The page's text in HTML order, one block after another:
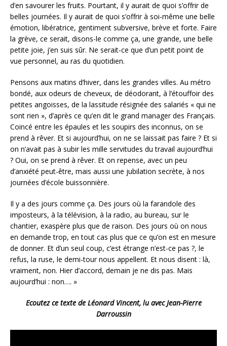
d’en savourer les fruits. Pourtant, il y aurait de quoi s’offrir de
belles journées. Il y aurait de quoi s’offrir à soi-même une belle
émotion, libératrice, gentiment subversive, brève et forte. Faire
la grève, ce serait, disons-le comme ça, une grande, une belle
petite joie, j’en suis sûr. Ne serait-ce que d’un petit point de
vue personnel, au ras du quotidien.
Pensons aux matins d’hiver, dans les grandes villes. Au métro
bondé, aux odeurs de cheveux, de déodorant, à l’étouffoir des
petites angoisses, de la lassitude résignée des salariés « qui ne
sont rien », d’après ce qu’en dit le grand manager des Français.
Coincé entre les épaules et les soupirs des inconnus, on se
prend à rêver. Et si aujourd’hui, on ne se laissait pas faire ? Et si
on n’avait pas à subir les mille servitudes du travail aujourd’hui
? Oui, on se prend à rêver. Et on repense, avec un peu
d’anxiété peut-être, mais aussi une jubilation secrète, à nos
journées d’école buissonnière.
Il y a des jours comme ça. Des jours où la farandole des
imposteurs, à la télévision, à la radio, au bureau, sur le
chantier, exaspère plus que de raison. Des jours où on nous
en demande trop, en tout cas plus que ce qu’on est en mesure
de donner. Et d’un seul coup, c’est étrange n’est-ce pas ?, le
refus, la ruse, le demi-tour nous appellent. Et nous disent : là,
vraiment, non. Hier d’accord, demain je ne dis pas. Mais
aujourd’hui : non…. »
Ecoutez ce texte de Léonard Vincent, lu avec Jean-Pierre
Darroussin